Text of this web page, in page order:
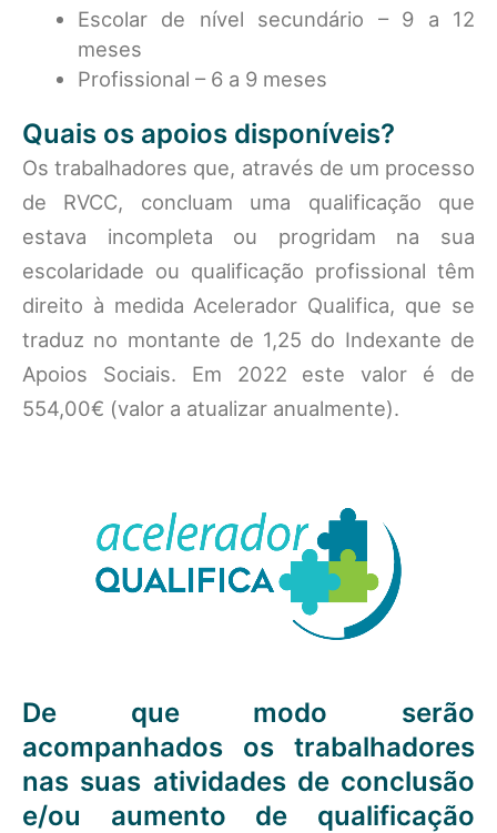
Escolar de nível secundário – 9 a 12
meses
Profissional – 6 a 9 meses
Quais os apoios disponíveis?
Os trabalhadores que, através de um processo
de RVCC, concluam uma qualificação que
estava incompleta ou progridam na sua
escolaridade ou qualificação profissional têm
direito à medida Acelerador Qualifica, que se
traduz no montante de 1,25 do Indexante de
Apoios Sociais. Em 2022 este valor é de
554,00€ (valor a atualizar anualmente).
De que modo serão
acompanhados os trabalhadores
nas suas atividades de conclusão
e/ou aumento de qualificação